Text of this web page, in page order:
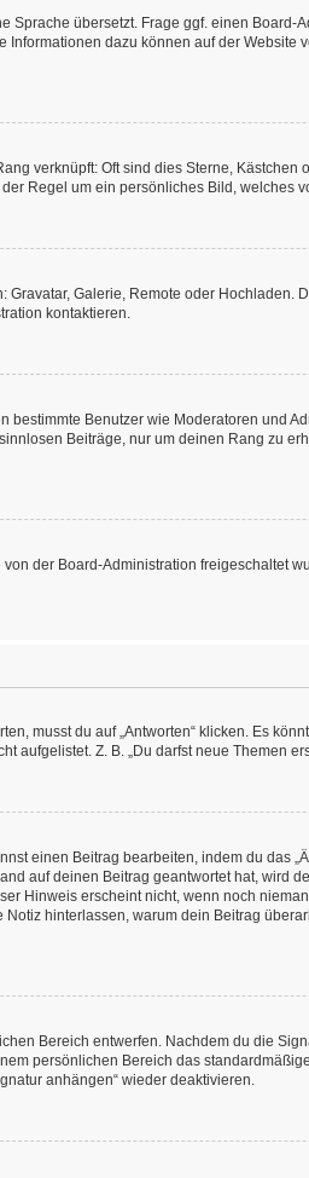
übersetzt. Frage ggf. einen Board-
Informationen dazu können auf der Website
verknüpft: Oft sind dies Sterne,
Regel um ein persönliches Bild, welches
Galerie, Remote oder Hochladen.
kontaktieren.
Benutzer wie Moderatoren und
Beiträge, nur um deinen Rang zu
der Board-Administration freigeschaltet
musst du auf „Antworten“ klicken. Es
Z. B. „Du darfst neue Themen
einen Beitrag bearbeiten, indem du das
auf deinen Beitrag geantwortet hat, wird
Hinweis erscheint nicht, wenn noch
hinterlassen, warum dein Beitrag
Bereich entwerfen. Nachdem du die
persönlichen Bereich das
anhängen“ wieder deaktivieren.